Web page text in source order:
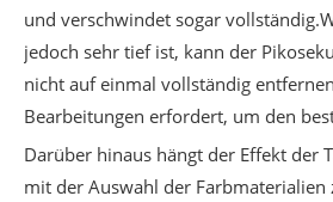
und verschwindet sogar
jedoch sehr tief ist, kann der
nicht auf einmal vollständig
Bearbeitungen erfordert, um den
Darüber hinaus hängt der Effekt der
mit der Auswahl der Farbmaterialien